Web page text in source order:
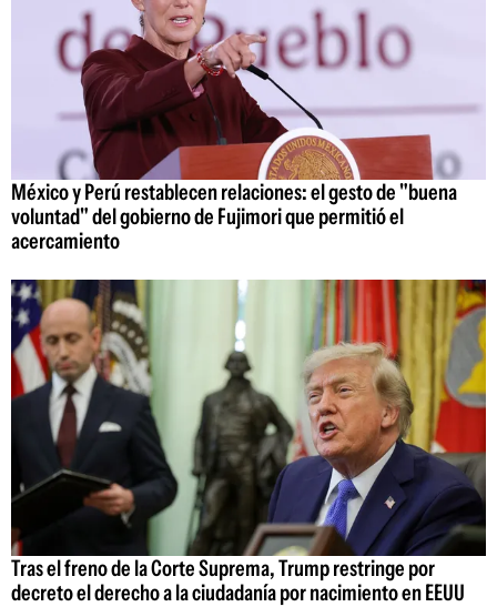
México y Perú restablecen relaciones: el gesto de "buena
voluntad" del gobierno de Fujimori que permitió el
acercamiento
Tras el freno de la Corte Suprema, Trump restringe por
decreto el derecho a la ciudadanía por nacimiento en EEUU